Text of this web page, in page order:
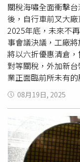
關稅海嘯全面衝擊
後，自行車前叉大
2025年底，未來不
事會議決議，工廠
將以六折優惠清倉
對等關稅，外加新
業正面臨前所未有
衝，已陸續傳出減
的「海嘯第一排」
業」經營超過半世
8月12日停止營業
宣布自8月22日起啟
期三個月，並視訂
為了「養精蓄銳」
08月19日, 2025